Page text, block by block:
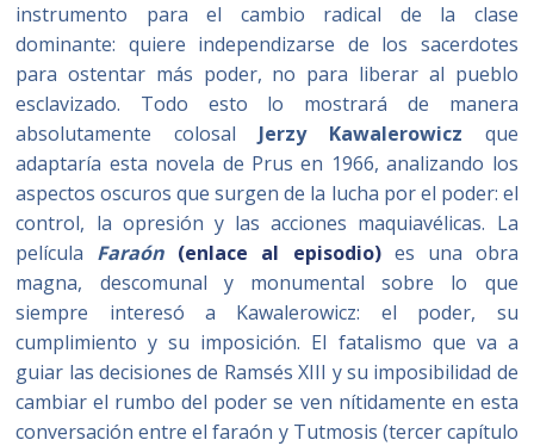
instrumento para el cambio radical de la clase
dominante: quiere independizarse de los sacerdotes
para ostentar más poder, no para liberar al pueblo
esclavizado. Todo esto lo mostrará de manera
absolutamente colosal Jerzy Kawalerowicz que
adaptaría esta novela de Prus en 1966, analizando los
aspectos oscuros que surgen de la lucha por el poder: el
control, la opresión y las acciones maquiavélicas. La
película Faraón (enlace al episodio)es una obra
magna, descomunal y monumental sobre lo que
siempre interesó a Kawalerowicz: el poder, su
cumplimiento y su imposición. El fatalismo que va a
guiar las decisiones de Ramsés XIII y su imposibilidad de
cambiar el rumbo del poder se ven nítidamente en esta
conversación entre el faraón y Tutmosis (tercer capítulo